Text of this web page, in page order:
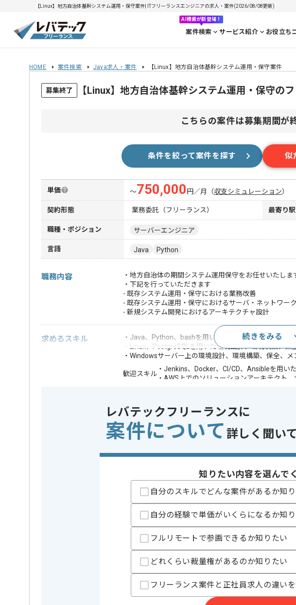
【Linux】地方自治体基幹システム運用・保守案件| ITフリーランスエンジニアの求人・案件(2026/08/08更新)
AI検索が新登場！
案件検索 サービス紹介 お役立ち
HOME 案件検索 Java求人・案件 【Linux】地方自治体基幹システム運用・保守案件
募集終了 【Linux】地方自治体基幹システム運用・保守の
こちらの案件は募集期間が
条件を絞って案件を探す 似
単価 〜750,000 円／月 （収支シミュレーション）
契約形態 業務委託（フリーランス） 最寄り駅
職種・ポジション サーバーエンジニア
言語 Java Python
職務内容
・地方自治体の期間システム運用保守をお任せいたしま
・下記を行っていただきます
- 既存システム運用・保守における業務改善
- 既存システム運用・保守におけるサーバ・ネットワー
- 新規システム開発におけるアーキテクチャ設計
求めるスキル
・Java、Python、bashを用いたサーバ管理やプログラ
・Linux、PostgreSQLを用いた環境設計、環境構築、保
・Windowsサーバー上の環境設計、環境構築、保全、
歓迎スキル
・Jenkins、Docker、CI/CD、Ansibleを用い
・AWS上でのソリューションアーキテクト
この案件で扱う技術 クラウド
AWS
開発ツール
Docker , Jenkins , Ansible
精算条件
有
支払いサイト
15日
地方自治体の基幹システム開発、運用、保守を行っているチームにご参画いただ
サーナーやネットワークの知見だけでなく、アーキテクチャ設計の知見も必要と
続きをみる
レバテックフリーランスに
案件について 詳しく聞い
知りたい内容を選んで
自分のスキルでどんな案件があるか知
自分の経験で単価がいくらになるか知
フルリモートで参画できるか知りたい
どれくらい裁量権があるのか知りたい
フリーランス案件と正社員求人の違い